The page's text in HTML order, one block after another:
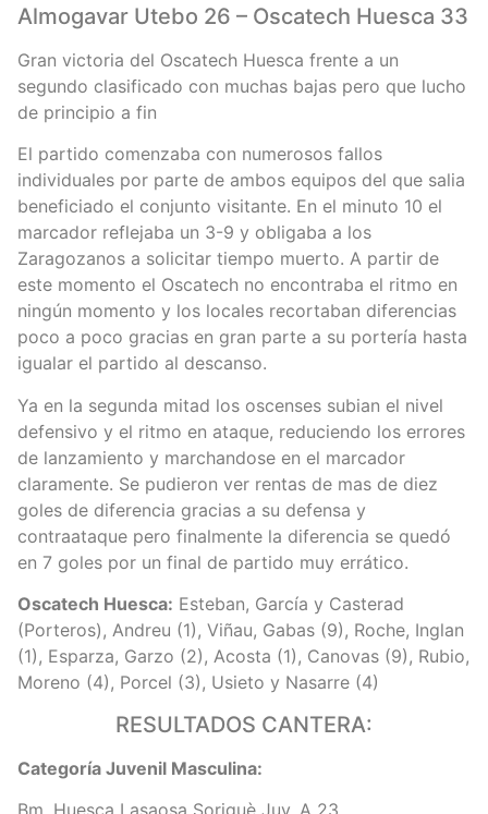
Almogavar Utebo 26 – Oscatech Huesca 33
Gran victoria del Oscatech Huesca frente a un
segundo clasificado con muchas bajas pero que lucho
de principio a fin
El partido comenzaba con numerosos fallos
individuales por parte de ambos equipos del que salia
beneficiado el conjunto visitante. En el minuto 10 el
marcador reflejaba un 3-9 y obligaba a los
Zaragozanos a solicitar tiempo muerto. A partir de
este momento el Oscatech no encontraba el ritmo en
ningún momento y los locales recortaban diferencias
poco a poco gracias en gran parte a su portería hasta
igualar el partido al descanso.
Ya en la segunda mitad los oscenses subian el nivel
defensivo y el ritmo en ataque, reduciendo los errores
de lanzamiento y marchandose en el marcador
claramente. Se pudieron ver rentas de mas de diez
goles de diferencia gracias a su defensa y
contraataque pero finalmente la diferencia se quedó
en 7 goles por un final de partido muy errático.
Oscatech Huesca: Esteban, García y Casterad
(Porteros), Andreu (1), Viñau, Gabas (9), Roche, Inglan
(1), Esparza, Garzo (2), Acosta (1), Canovas (9), Rubio,
Moreno (4), Porcel (3), Usieto y Nasarre (4)
RESULTADOS CANTERA:
Categoría Juvenil Masculina:
Bm. Huesca Lasaosa Soriguè Juv. A 23